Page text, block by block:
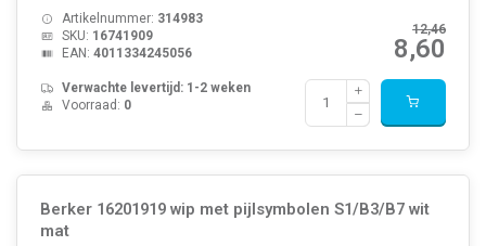
12,46
8,60
Artikelnummer: 314983
SKU: 16741909
EAN: 4011334245056
Verwachte levertijd: 1-2 weken
Voorraad: 0
Berker 16201919 wip met pijlsymbolen S1/B3/B7 wit
mat